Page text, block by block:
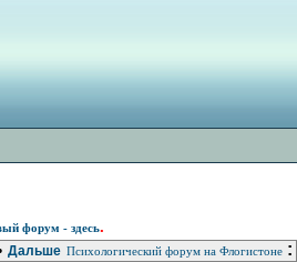
форум - здесь.
Психологический форум на Флогистоне :
Дальше